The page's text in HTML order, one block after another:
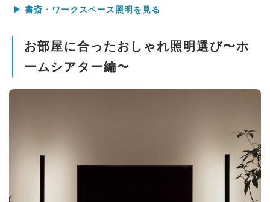
▶ 書斎・ワークスペース照明を見る
お部屋に合ったおしゃれ照明選び〜ホ
ームシアター編〜